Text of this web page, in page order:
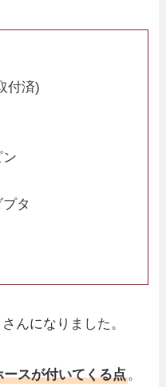
付済)
タ
んになりました。
スが付いてくる点。